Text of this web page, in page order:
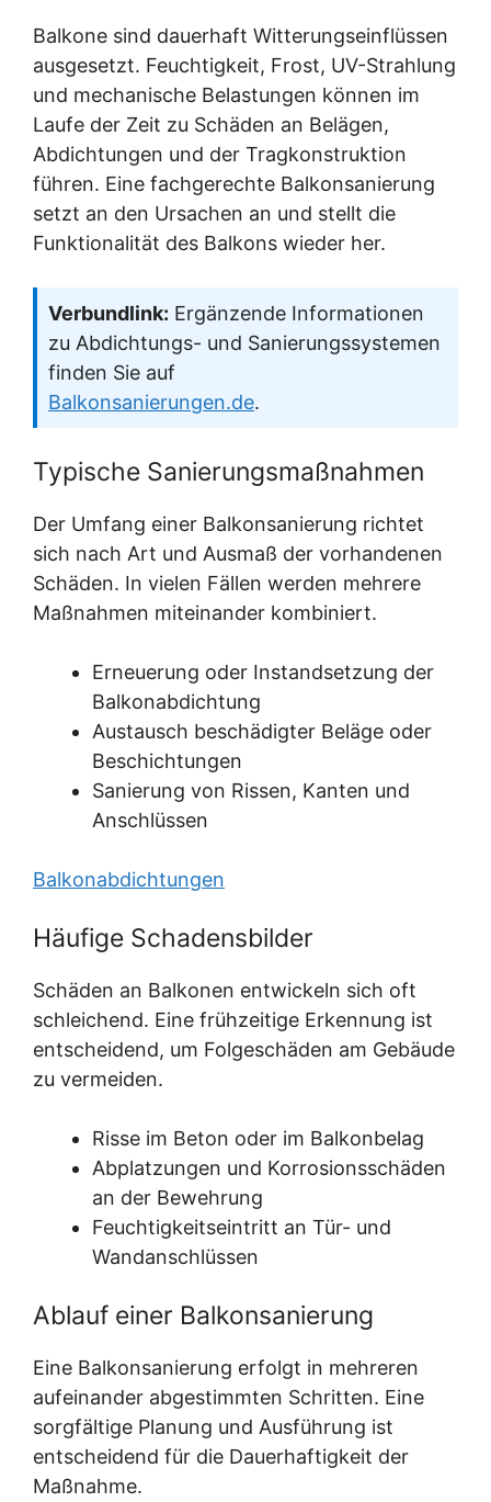
Balkone sind dauerhaft Witterungseinflüssen
ausgesetzt. Feuchtigkeit, Frost, UV-Strahlung
und mechanische Belastungen können im
Laufe der Zeit zu Schäden an Belägen,
Abdichtungen und der Tragkonstruktion
führen. Eine fachgerechte Balkonsanierung
setzt an den Ursachen an und stellt die
Funktionalität des Balkons wieder her.
Verbundlink: Ergänzende Informationen
zu Abdichtungs- und Sanierungssystemen
finden Sie auf
Balkonsanierungen.de.
Typische Sanierungsmaßnahmen
Der Umfang einer Balkonsanierung richtet
sich nach Art und Ausmaß der vorhandenen
Schäden. In vielen Fällen werden mehrere
Maßnahmen miteinander kombiniert.
Erneuerung oder Instandsetzung der
Balkonabdichtung
Austausch beschädigter Beläge oder
Beschichtungen
Sanierung von Rissen, Kanten und
Anschlüssen
Balkonabdichtungen
Häufige Schadensbilder
Schäden an Balkonen entwickeln sich oft
schleichend. Eine frühzeitige Erkennung ist
entscheidend, um Folgeschäden am Gebäude
zu vermeiden.
Risse im Beton oder im Balkonbelag
Abplatzungen und Korrosionsschäden
an der Bewehrung
Feuchtigkeitseintritt an Tür- und
Wandanschlüssen
Ablauf einer Balkonsanierung
Eine Balkonsanierung erfolgt in mehreren
aufeinander abgestimmten Schritten. Eine
sorgfältige Planung und Ausführung ist
entscheidend für die Dauerhaftigkeit der
Maßnahme.